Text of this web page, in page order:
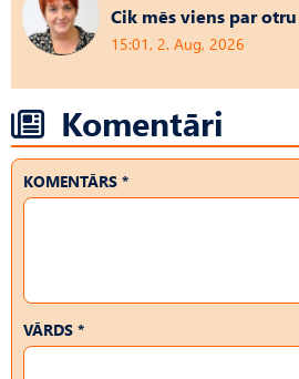
Cik mēs viens par
15:01, 2. Aug, 2026
Komentāri
KOMENTĀRS *
VĀRDS *